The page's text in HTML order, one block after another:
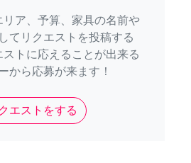
リア、予算、家具の名前や
てリクエストを投稿する
ストに応えることが出来る
から応募が来ます！
エストをする